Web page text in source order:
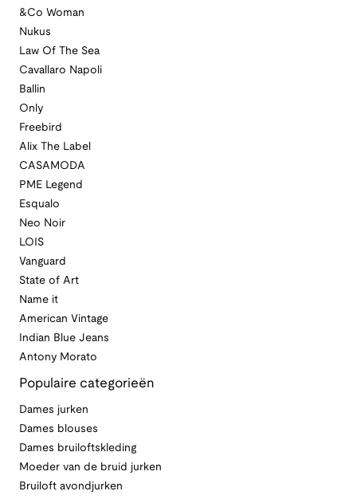
&Co Woman
Nukus
Law Of The Sea
Cavallaro Napoli
Ballin
Only
Freebird
Alix The Label
CASAMODA
PME Legend
Esqualo
Neo Noir
LOIS
Vanguard
State of Art
Name it
American Vintage
Indian Blue Jeans
Antony Morato
Populaire categorieën
Dames jurken
Dames blouses
Dames bruiloftskleding
Moeder van de bruid jurken
Bruiloft avondjurken